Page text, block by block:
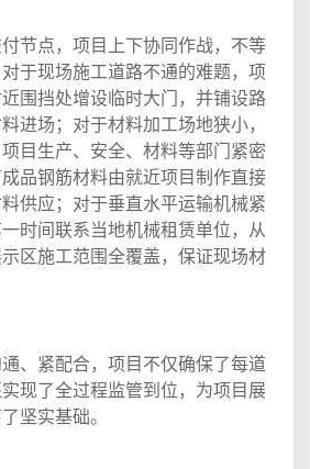
节点，项目上下协同作战，不等
于现场施工道路不通的难题，项
围挡处增设临时大门，并铺设路
进场；对于材料加工场地狭小，
目生产、安全、材料等部门紧密
品钢筋材料由就近项目制作直接
供应；对于垂直水平运输机械紧
时间联系当地机械租赁单位，从
区施工范围全覆盖，保证现场材
、紧配合，项目不仅确保了每道
现了全过程监管到位，为项目展
坚实基础。